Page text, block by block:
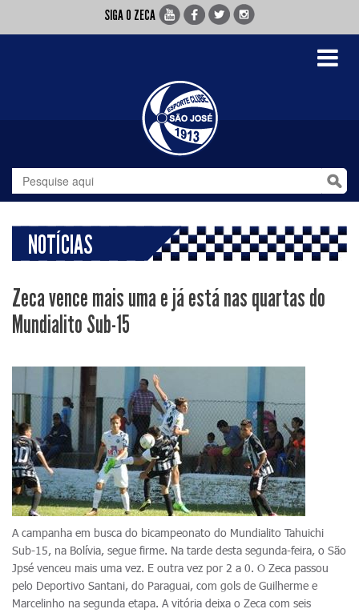
SIGA O ZECA
Toggle
NOTÍCIAS
Zeca vence mais uma e já está nas quartas do
Mundialito Sub-15
A campanha em busca do bicampeonato do Mundialito Tahuichi
Sub-15, na Bolívia, segue firme. Na tarde desta segunda-feira, o São
Jpsé venceu mais uma vez. E outra vez por 2 a 0. O Zeca passou
pelo Deportivo Santani, do Paraguai, com gols de Guilherme e
Marcelinho na segunda etapa. A vitória deixa o Zeca com seis